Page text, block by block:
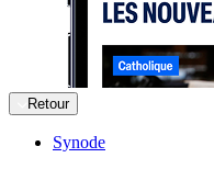
Retour
Synode